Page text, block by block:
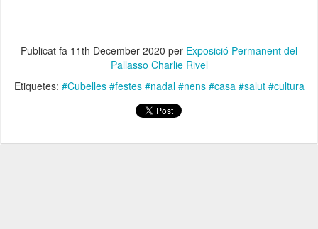
Publicat fa 11th December 2020 per Exposició Permanent del
Pallasso Charlie Rivel
Etiquetes: #Cubelles #festes #nadal #nens #casa #salut #cultura